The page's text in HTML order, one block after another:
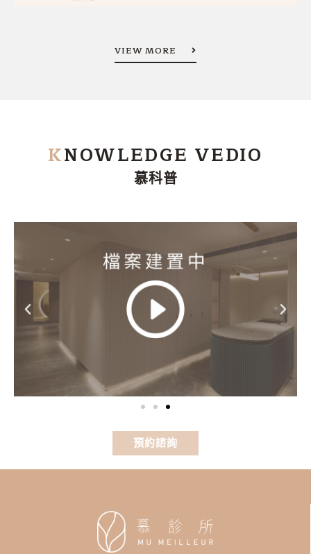
VIEW MORE
KNOWLEDGE VEDIO
慕科普
預約諮詢